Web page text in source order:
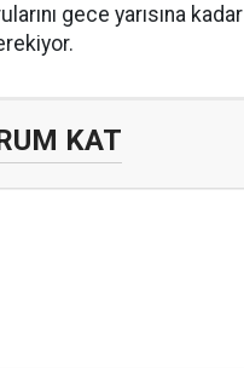
gece yarısına kadar
KAT